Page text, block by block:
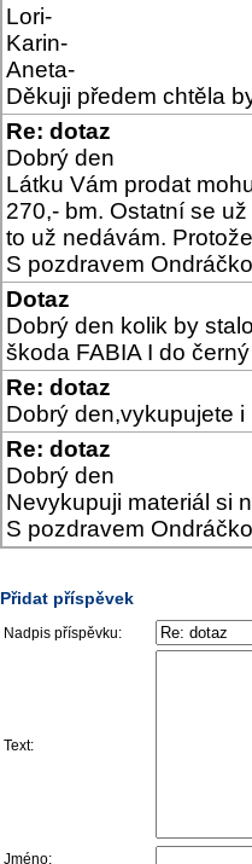
Lori-
Karin-
Aneta-
Děkuji předem chtěla
Re: dotaz
Dobrý den
Látku Vám prodat
270,- bm. Ostatní se
to už nedávám.
S pozdravem
Dotaz
Dobrý den kolik by
škoda FABIA I do
Re: dotaz
Dobrý den,vykupujete
Re: dotaz
Dobrý den
Nevykupuji materiál si
S pozdravem
Přidat příspěvek
Nadpis příspěvku:
Text:
Jméno: